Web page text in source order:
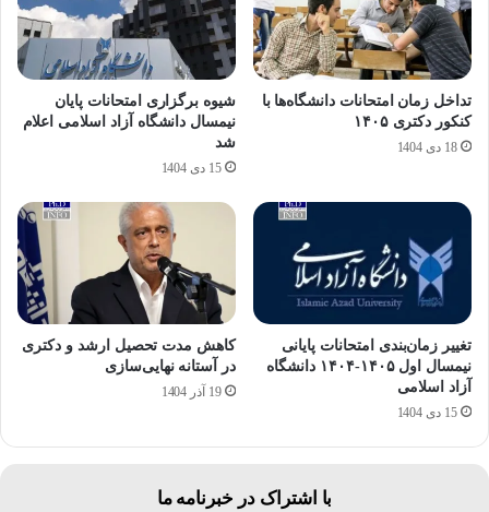
تداخل زمان امتحانات دانشگاه‌ها با
کنکور دکتری ۱۴۰۵
18 دی 1404
شیوه برگزاری امتحانات پایان
نیمسال دانشگاه آزاد اسلامی اعلام
شد
15 دی 1404
تغییر زمان‌بندی امتحانات پایانی
نیمسال اول ۱۴۰۵-۱۴۰۴ دانشگاه
آزاد اسلامی
15 دی 1404
کاهش مدت تحصیل ارشد و دکتری
در آستانه نهایی‌سازی
19 آذر 1404
با اشتراک در خبرنامه ما